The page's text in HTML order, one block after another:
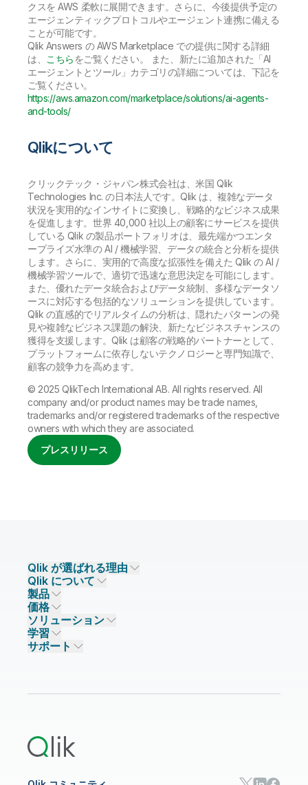
クスを AWS 柔軟に展開できます。さらに、今後提供予定の
エージェンティックプロトコルやエージェント連携に備える
ことが可能です。
Qlik Answers の AWS Marketplace での提供に関する詳細
は、
こちらをご覧ください。 また、新たに追加された「AI
エージェントとツール」カテゴリの詳細については、下記を
ご覧ください。
https://aws.amazon.com/marketplace/solutions/ai-agents-
and-tools/
Qlikについて
クリックテック・ジャパン株式会社は、米国 Qlik
Technologies Inc. の日本法人です。Qlik は、複雑なデータ
状況を実用的なインサイトに変換し、戦略的なビジネス成果
を促進します。世界 40,000 社以上の顧客にサービスを提供
している Qlik の製品ポートフォリオは、最先端かつエンタ
ープライズ水準の AI / 機械学習、データの統合と分析を提供
します。さらに、実用的で高度な拡張性を備えた Qlik の AI /
機械学習ツールで、適切で迅速な意思決定を可能にします。
また、優れたデータ統合およびデータ統制、多様なデータソ
ースに対応する包括的なソリューションを提供しています。
Qlik の直感的でリアルタイムの分析は、隠れたパターンの発
見や複雑なビジネス課題の解決、新たなビジネスチャンスの
獲得を支援します。Qlik は顧客の戦略的パートナーとして、
プラットフォームに依存しないテクノロジーと専門知識で、
顧客の競争力を高めます。
© 2025 QlikTech International AB. All rights reserved. All
company and/or product names may be trade names,
trademarks and/or registered trademarks of the respective
owners with which they are associated.
プレスリリース
Qlik が選ばれる理由
Qlik が選ばれる理由
信頼とセキュリティ
信頼とプライバシー
信頼と AI
主なテクノロジーパートナー
データソースとターゲット
Qlik について
企業情報
採用情報
ニュースルーム
事業所 / 連絡先
製品
データ統合とデータ品質
Qlik Talend
Qlik Talend Cloud
Talend Data Fabric
価格
データ統合
データ分析
AI / 機械学習
ソリューション
ソリューションパートナー
パートナー検索
学習
イベント
サポート